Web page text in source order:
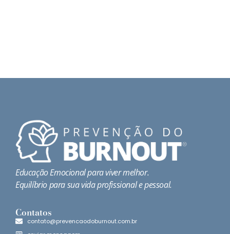
Educação Emocional para viver melhor.
Equilíbrio para sua vida profissional e pessoal.
Contatos
contato@prevencaodoburnout.com.br